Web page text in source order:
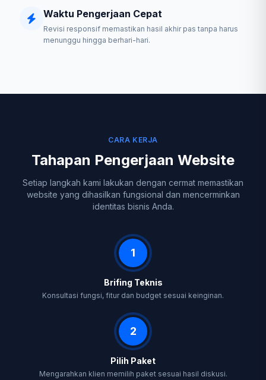
Waktu Pengerjaan Cepat
Revisi responsif memastikan hasil akhir pas tanpa harus
menunggu hingga berhari-hari.
CARA KERJA
Tahapan Pengerjaan Website
Setiap langkah kami lakukan dengan cermat memastikan
website yang dihasilkan fungsional dan mencerminkan
identitas bisnis Anda.
1
Brifing Teknis
Konsultasi fungsi, fitur dan budget sesuai keinginan.
2
Pilih Paket
Mengarahkan klien memilih paket sesuai hasil diskusi.